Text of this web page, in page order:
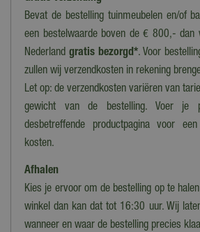
Bevat de bestelling tuinmeubelen en/of
een bestelwaarde boven de € 800,- dan
Nederland gratis bezorgd*. Voor
zullen wij verzendkosten in rekening
Let op: de verzendkosten variëren van
gewicht van de bestelling. Voer je
desbetreffende productpagina voor
kosten.
Afhalen
Kies je ervoor om de bestelling op te
winkel dan kan dat tot 16:30 uur. Wij
wanneer en waar de bestelling precies